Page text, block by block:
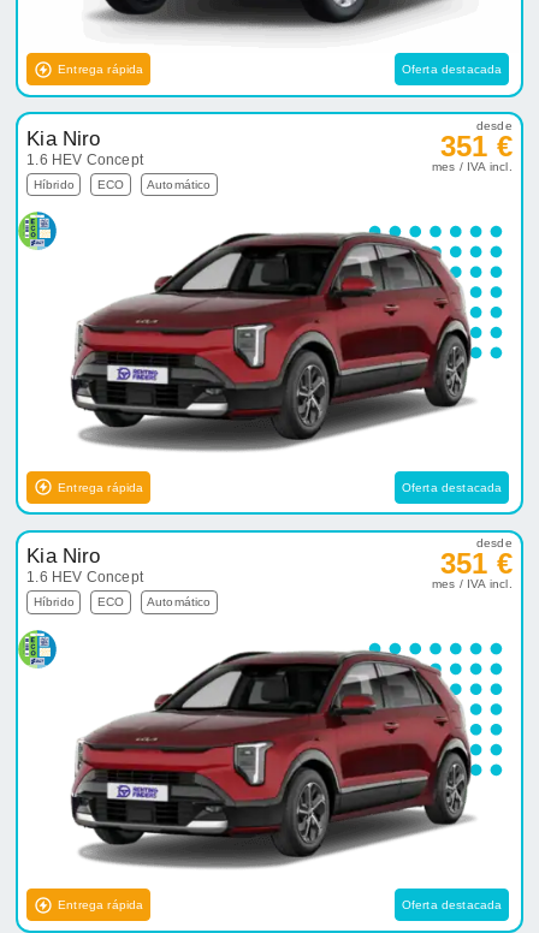
Entrega rápida Oferta destacada
Kia Niro
1.6 HEV Concept
Híbrido ECO Automático
desde
351 €
mes / IVA incl.
Entrega rápida Oferta destacada
Kia Niro
1.6 HEV Concept
Híbrido ECO Automático
desde
351 €
mes / IVA incl.
Entrega rápida Oferta destacada